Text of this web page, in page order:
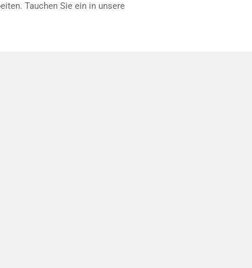
Tauchen Sie ein in unsere